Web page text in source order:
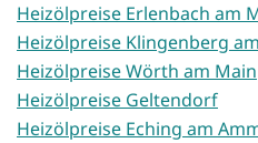
Heizölpreise Erlenbach am
Heizölpreise Klingenberg
Heizölpreise Wörth am Main
Heizölpreise Geltendorf
Heizölpreise Eching am